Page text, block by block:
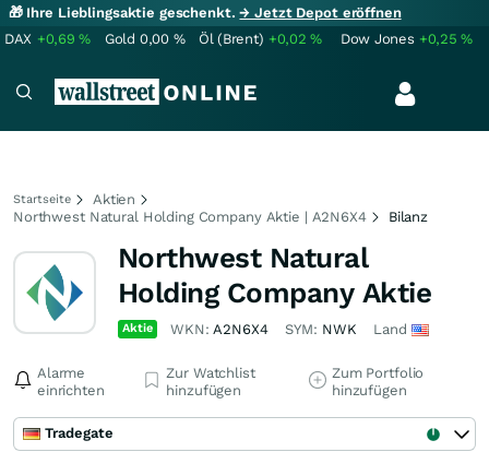
🎁 Ihre Lieblingsaktie geschenkt.→ Jetzt Depot eröffnen
DAX +0,69% Gold 0,00 % Öl (Brent) +0,02% Dow Jones +0,25%
Startseite
Aktien
Northwest Natural Holding Company Aktie | A2N6X4
Bilanz
Northwest Natural
Holding Company Aktie
Aktie WKN:A2N6X4 SYM: NWK Land
Alarme
einrichten
Zur Watchlist
hinzufügen
Zum Portfolio
hinzufügen
Tradegate